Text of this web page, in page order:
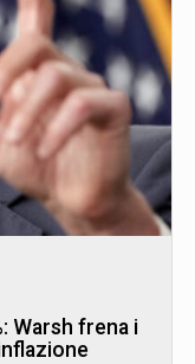
Warsh frena i